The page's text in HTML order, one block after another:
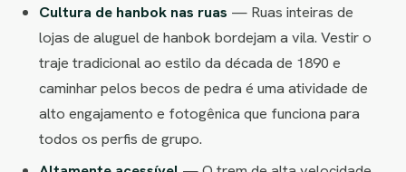
Cultura de hanbok nas ruas — Ruas inteiras de
lojas de aluguel de hanbok bordejam a vila. Vestir o
traje tradicional ao estilo da década de 1890 e
caminhar pelos becos de pedra é uma atividade de
alto engajamento e fotogênica que funciona para
todos os perfis de grupo.